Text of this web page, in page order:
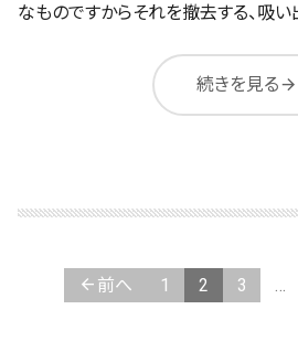
なものですからそれを撤去する、吸
続きを見るarrow_forward
前へ 1 2 3 …